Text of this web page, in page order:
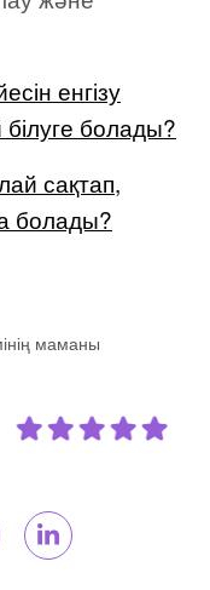
енгізу
білуге болады?
сақтап,
болады?
маманы